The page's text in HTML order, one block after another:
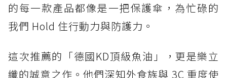
的每一款產品都像是一把保護傘，為忙碌的
我們 Hold 住行動力與防護力。
這次推薦的「德國KD頂級魚油」，更是樂立
纖的誠意之作。他們深知外食族與 3C 重度使